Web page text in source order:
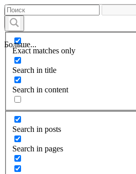
Больше...
Exact matches only
Search in title
Search in content
Search in posts
Search in pages